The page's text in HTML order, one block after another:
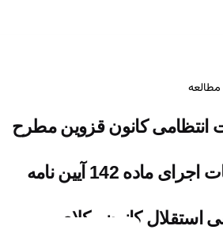
کانون قزوین مطرح
شد:تحلیل تشریفات اجرای ماده 142 آیین نامه
استقلال کانون وکلای